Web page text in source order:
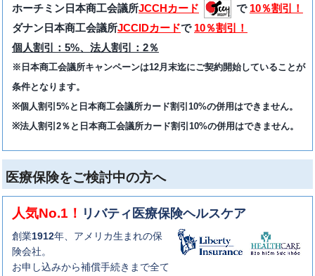
ホーチミン日本商工会議所JCCHカード で 10％割引！
ダナン日本商工会議所JCCIDカードで 10％割引！
個人割引：5%、法人割引：2％
※日本商工会議所キャンペーンは12月末迄にご契約開始していることが
条件となります。
※個人割引5%と日本商工会議所カード割引10%の併用はできません。
※法人割引2％と日本商工会議所カード割引10%の併用はできません。
医療保険をご検討中の方へ
人気No.1！ リバティ医療保険ヘルスケア
創業1912年、アメリカ生まれの保
険会社。
お申し込みから補償手続きまで全て